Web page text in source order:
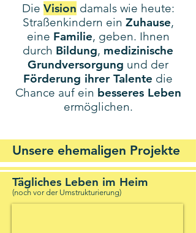
Die Vision damals wie heute:
Straßenkindern ein Zuhause,
eine Familie, geben. Ihnen
durch Bildung, medizinische
Grundversorgung und der
Förderung ihrer Talente die
Chance auf ein besseres Leben
ermöglichen.
Unsere ehemaligen Projekte
Tägliches Leben im Heim
(noch vor der Umstrukturierung)